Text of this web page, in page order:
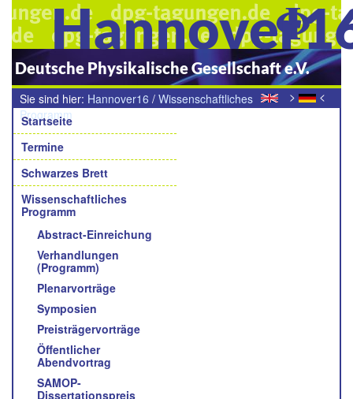
Deutsche Physikalische Gesellschaft e.V.
> <
Sie sind hier: Hannover16 / Wissenschaftliches
Programm
Navigation
Startseite
Termine
Schwarzes Brett
Wissenschaftliches
Programm
Abstract-Einreichung
Verhandlungen
(Programm)
Plenarvorträge
Symposien
Preisträgervorträge
Öffentlicher
Abendvortrag
SAMOP-
Dissertationspreis